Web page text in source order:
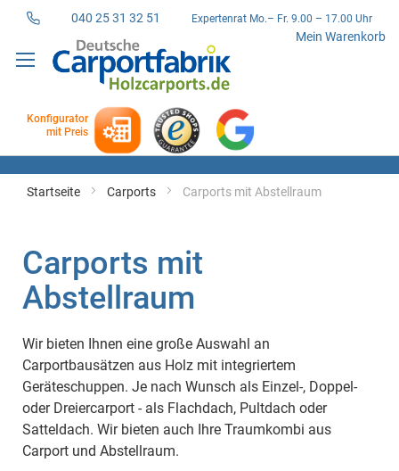
040 25 31 32 51 Expertenrat Mo.– Fr. 9.00 – 17.00 Uhr
Mein Warenkorb
zum
Konfigurator
mit Preis
Startseite Carports Carports mit Abstellraum
Carports mit
Abstellraum
Wir bieten Ihnen eine große Auswahl an
Carportbausätzen aus Holz mit integriertem
Geräteschuppen. Je nach Wunsch als Einzel-, Doppel-
oder Dreiercarport - als Flachdach, Pultdach oder
Satteldach. Wir bieten auch Ihre Traumkombi aus
Carport und Abstellraum.